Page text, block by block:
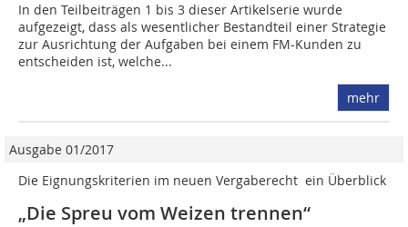
In den Teilbeiträgen 1 bis 3 dieser Artikelserie wurde
aufgezeigt, dass als wesentlicher Bestandteil einer Strategie
zur Ausrichtung der Aufgaben bei einem FM-Kunden zu
entscheiden ist, welche...
mehr
Ausgabe 01/2017
Die Eignungskriterien im neuen Vergaberecht  ein Überblick
„Die Spreu vom Weizen trennen“